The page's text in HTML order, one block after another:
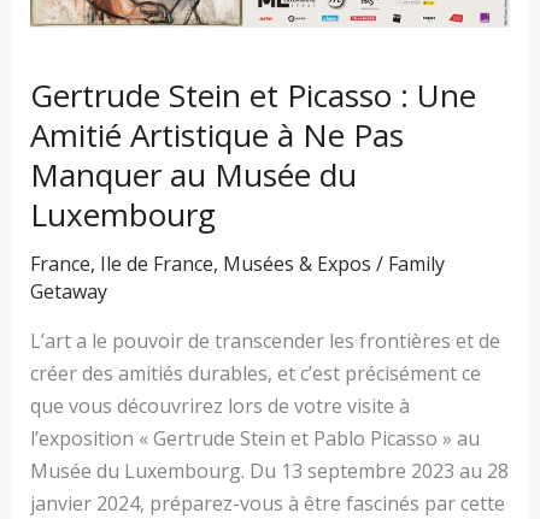
Gertrude Stein et Picasso : Une
Amitié Artistique à Ne Pas
Manquer au Musée du
Luxembourg
France, Ile de France, Musées & Expos / Family
Getaway
L’art a le pouvoir de transcender les frontières et de
créer des amitiés durables, et c’est précisément ce
que vous découvrirez lors de votre visite à
l’exposition « Gertrude Stein et Pablo Picasso » au
Musée du Luxembourg. Du 13 septembre 2023 au 28
janvier 2024, préparez-vous à être fascinés par cette
à
Pas
Manquer
au
du
Luxembourg